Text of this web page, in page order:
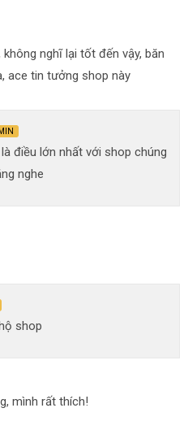
nghĩ lại tốt đến vậy, băn
ace tin tưởng shop này
điều lớn nhất với shop chúng
nghe
shop
mình rất thích!